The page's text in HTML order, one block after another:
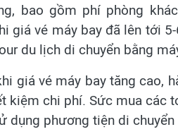
bao gồm phí phòng
giá vé máy bay đã lên tới
du lịch di chuyển bằng
giá vé máy bay tăng cao,
kiệm chi phí. Sức mua các
phương tiện di chuyển